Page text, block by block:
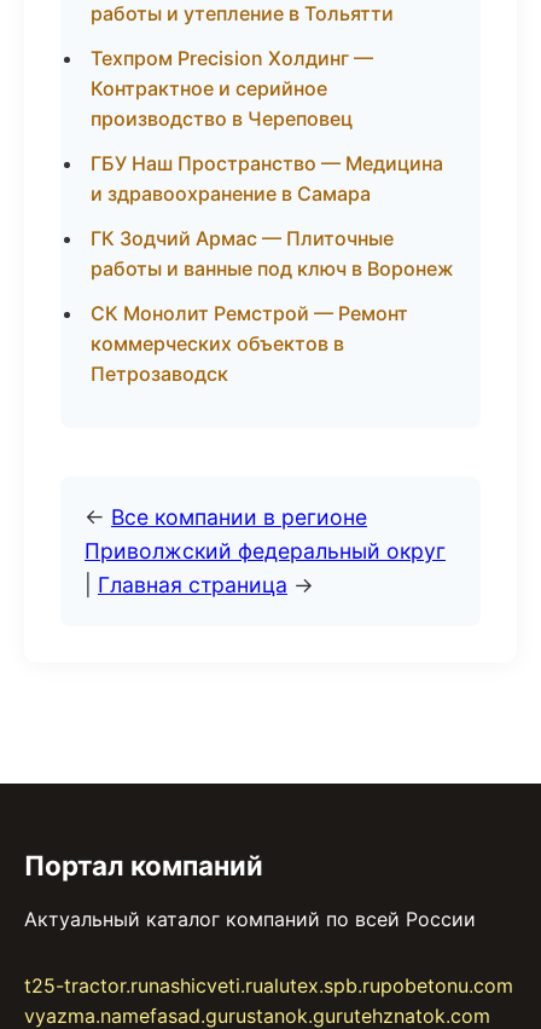
работы и утепление в Тольятти
Техпром Precision Холдинг —
Контрактное и серийное
производство в Череповец
ГБУ Наш Пространство — Медицина
и здравоохранение в Самара
ГК Зодчий Армас — Плиточные
работы и ванные под ключ в Воронеж
СК Монолит Ремстрой — Ремонт
коммерческих объектов в
Петрозаводск
← Все компании в регионе
Приволжский федеральный округ
Главная страница →
Портал компаний
Актуальный каталог компаний по всей России
t25-tractor.runashicveti.rualutex.spb.rupobetonu.com
vyazma.namefasad.gurustanok.gurutehznatok.com